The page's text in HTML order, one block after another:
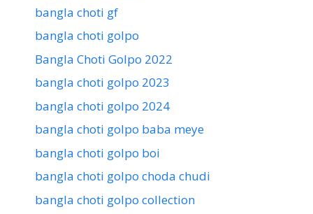
bangla choti gf
bangla choti golpo
Bangla Choti Golpo 2022
bangla choti golpo 2023
bangla choti golpo 2024
bangla choti golpo baba meye
bangla choti golpo boi
bangla choti golpo choda chudi
bangla choti golpo collection